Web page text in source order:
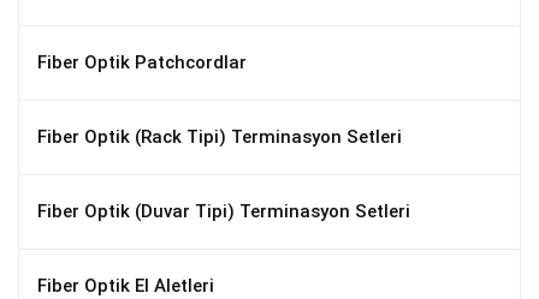
Fiber Optik Patchcordlar
Fiber Optik (Rack Tipi) Terminasyon Setleri
Fiber Optik (Duvar Tipi) Terminasyon Setleri
Fiber Optik El Aletleri